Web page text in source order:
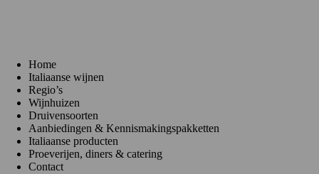
Home
Italiaanse wijnen
Regio’s
Wijnhuizen
Druivensoorten
Aanbiedingen & Kennismakingspakketten
Italiaanse producten
Proeverijen, diners & catering
Contact